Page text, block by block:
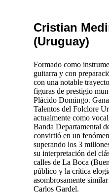
Cristian
(Uruguay)
Formado como
guitarra y con
con una notable
figuras de prestigio
Plácido Domingo.
Talentos del Folclore
actualmente como
Banda Departamental
convirtió en un
superando los 3
su interpretación del
calles de La Boca
público y la crítica
asombrosamente
Carlos Gardel.